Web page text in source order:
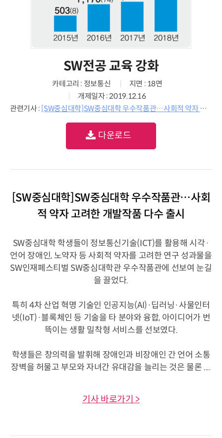
SW전공 교육 강화
카테고리 : 정보통신
지면 : 18면
개제일자 : 2019.12.16
관련기사 : [SW중심대학]SW중심대학 우수작품관…사회적 약자 고려한 개발작품 다수 출시
다운로드
[SW중심대학]SW중심대학 우수작품관…사회
적 약자 고려한 개발작품 다수 출시
SW중심대학 학생들이 정보통신기술(ICT)를 활용해 시각·
언어 장애인, 노약자 등 사회적 약자를 고려한 연구 성과물을
SW인재페스티벌 SW중심대학관 우수작품관에 선보여 눈길
을 끌었다.
특히 4차 산업 혁명 기술인 인공지능(AI)·딥러닝·사물인터
넷(IoT)·블록체인 등 기술을 타 분야와 융합, 아이디어가 번
뜩이는 생활 밀착형 서비스를 선보였다.
학생들은 창의력을 발휘해 장애인과 비장애인 간 언어 소통
장벽을 허물고 부모와 자녀간 유대감을 늘리는 것은 물론 ....
기사 바로가기 >